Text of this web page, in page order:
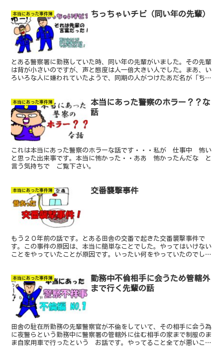
本当にあった事件簿 ちっちゃいチビ（同い年の先輩）
とある警察署に勤務していた時、同い年の先輩がいました。その先輩
は背が小さいのですが、声と態度は人一倍大きい人でした。まあ、い
ろいろな人に嫌われていたようで、同期の人がつけたあだ名が「ちっ
本当にあった事件簿
本当にあった警察のホラー？？な
話
これは本当にあった警察のホラーな話です・・・私が 仕事中 怖い
と思った出来事です。本当に怖かった・・ああ 怖かったんだな と
言う気持ちで ご覧下さい。
本当にあった事件簿 交番襲撃事件
もう２０年前の話です。とある田舎の交番で起きた交番襲撃事件で
す。この事件の原因は、本当に簡単なことでした。やってはいけない
ことをやっていたことが原因です。いったい何をやっていたのでしょ
本当にあった事件簿
勤務中不倫相手に会うため管轄外
まで行く先輩の話
田舎の駐在所勤務の先輩警察官が不倫をしていて、その相手に会う為
に夜警らという勤務中に警察署の管轄外に住む相手の家まで制服のま
ま自家用車で行ったという お話です。やってること全てが悪いこと